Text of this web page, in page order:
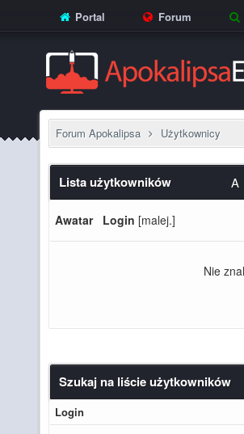
Portal Forum
Forum Apokalipsa Użytkownicy
A
Lista użytkowników
Awatar Login [malej.]
Nie
Szukaj na liście użytkowników
Login